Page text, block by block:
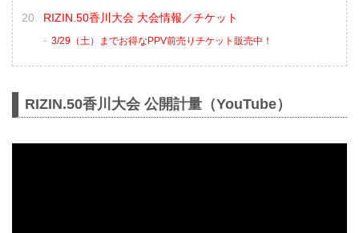
RIZIN.50香川大会 大会情報／チケット
3/29（土）までお得なPPV前売りチケット販売中！
RIZIN.50香川大会 公開計量（YouTube）